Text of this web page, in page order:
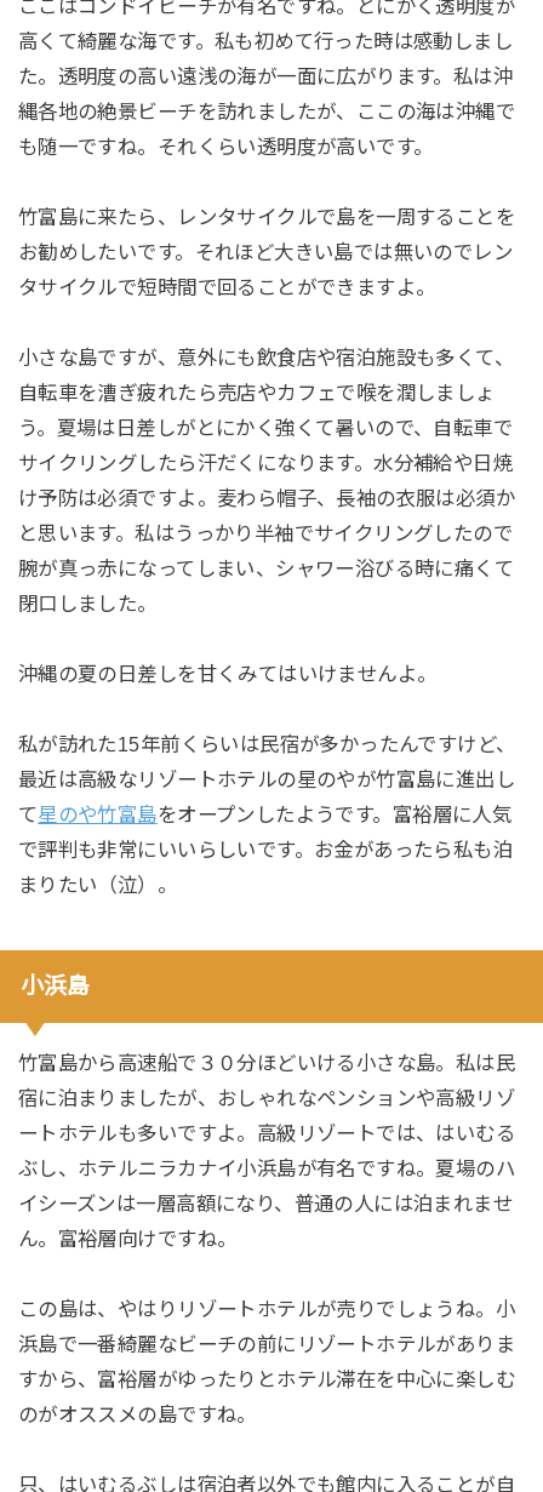
ここはコンドイビーチが有名ですね。とにかく透明度が
高くて綺麗な海です。私も初めて行った時は感動しまし
た。透明度の高い遠浅の海が一面に広がります。私は沖
縄各地の絶景ビーチを訪れましたが、ここの海は沖縄で
も随一ですね。それくらい透明度が高いです。
竹富島に来たら、レンタサイクルで島を一周することを
お勧めしたいです。それほど大きい島では無いのでレン
タサイクルで短時間で回ることができますよ。
小さな島ですが、意外にも飲食店や宿泊施設も多くて、
自転車を漕ぎ疲れたら売店やカフェで喉を潤しましょ
う。夏場は日差しがとにかく強くて暑いので、自転車で
サイクリングしたら汗だくになります。水分補給や日焼
け予防は必須ですよ。麦わら帽子、長袖の衣服は必須か
と思います。私はうっかり半袖でサイクリングしたので
腕が真っ赤になってしまい、シャワー浴びる時に痛くて
閉口しました。
沖縄の夏の日差しを甘くみてはいけませんよ。
私が訪れた15年前くらいは民宿が多かったんですけど、
最近は高級なリゾートホテルの星のやが竹富島に進出し
て星のや竹富島をオープンしたようです。富裕層に人気
で評判も非常にいいらしいです。お金があったら私も泊
まりたい（泣）。
小浜島
竹富島から高速船で３０分ほどいける小さな島。私は民
宿に泊まりましたが、おしゃれなペンションや高級リゾ
ートホテルも多いですよ。高級リゾートでは、はいむる
ぶし、ホテルニラカナイ小浜島が有名ですね。夏場のハ
イシーズンは一層高額になり、普通の人には泊まれませ
ん。富裕層向けですね。
この島は、やはりリゾートホテルが売りでしょうね。小
浜島で一番綺麗なビーチの前にリゾートホテルがありま
すから、富裕層がゆったりとホテル滞在を中心に楽しむ
のがオススメの島ですね。
只、はいむるぶしは宿泊者以外でも館内に入ることが自